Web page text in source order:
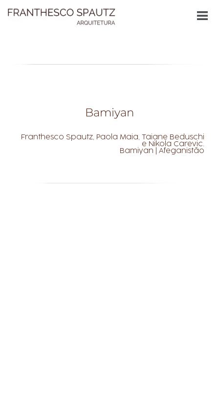
Bamiyan
Franthesco Spautz, Paola Maia, Taiane Beduschi
e Nikola Carevic.
Bamiyan | Afeganistão